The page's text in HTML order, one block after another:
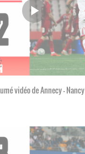
vidéo de Annecy - Nancy